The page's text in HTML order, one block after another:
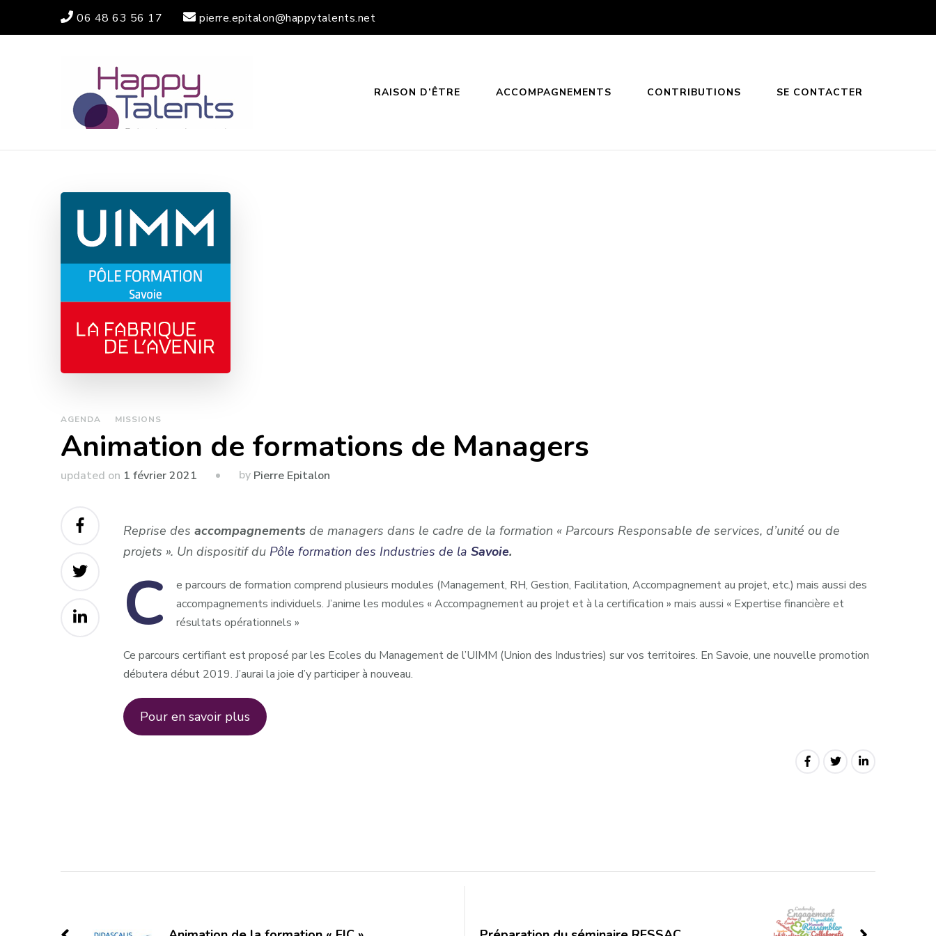
06 48 63 56 17 pierre.epitalon@happytalents.net
HAPPY TALENTS
ACTIVATEUR DE PROJETS
RAISON D’ÊTRE ACCOMPAGNEMENTS CONTRIBUTIONS SE CONTACTER
AGENDA MISSIONS
Animation de formations de Managers
updated on 1 février 2021 by Pierre Epitalon
Reprise des accompagnements de managers dans le cadre de la formation « Parcours Responsable de services, d’unité ou de
projets ». Un dispositif du Pôle formation des Industries de la Savoie.
C e parcours de formation comprend plusieurs modules (Management, RH, Gestion, Facilitation, Accompagnement au projet, etc.) mais aussi des
accompagnements individuels. J’anime les modules « Accompagnement au projet et à la certification » mais aussi « Expertise financière et
résultats opérationnels »
Ce parcours certifiant est proposé par les Ecoles du Management de l’UIMM (Union des Industries) sur vos territoires. En Savoie, une nouvelle promotion
débutera début 2019. J’aurai la joie d’y participer à nouveau.
Pour en savoir plus